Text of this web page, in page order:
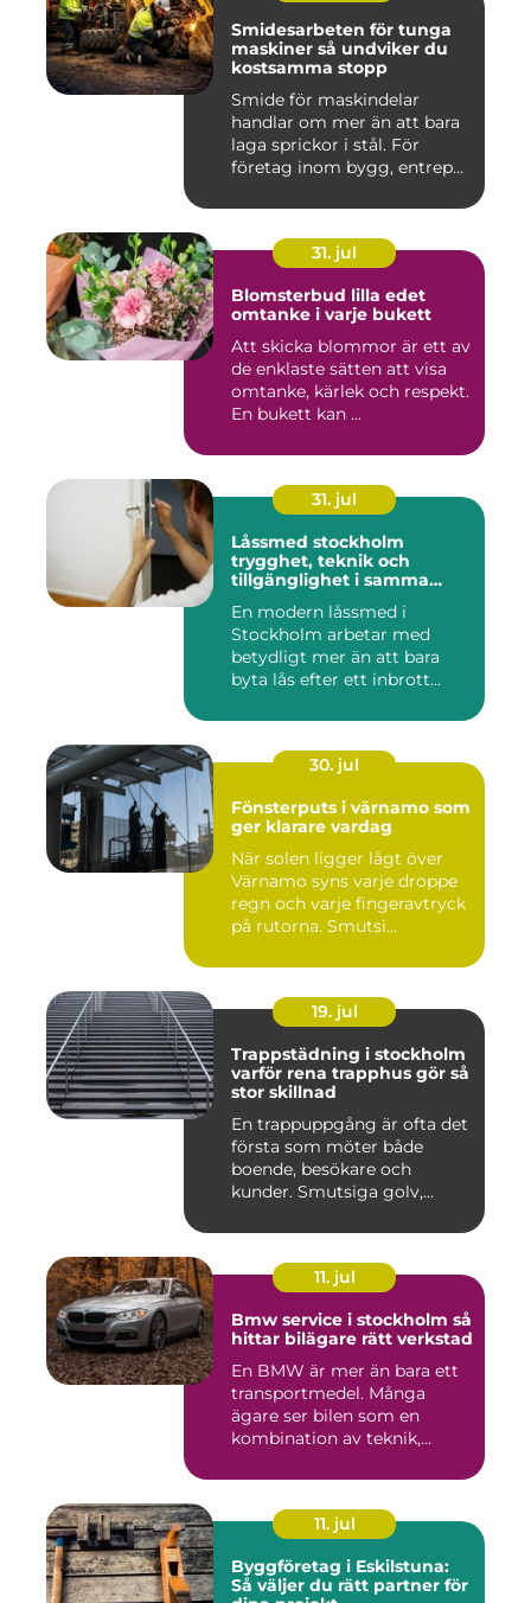
Smidesarbeten för tunga
maskiner så undviker du
kostsamma stopp
Smide för maskindelar
handlar om mer än att bara
laga sprickor i stål. För
företag inom bygg, entrep...
31. jul
Blomsterbud lilla edet
omtanke i varje bukett
Att skicka blommor är ett av
de enklaste sätten att visa
omtanke, kärlek och respekt.
En bukett kan ...
31. jul
Låssmed stockholm
trygghet, teknik och
tillgänglighet i samma
En modern låssmed i
Stockholm arbetar med
betydligt mer än att bara
byta lås efter ett inbrott
30. jul
Fönsterputs i värnamo som
ger klarare vardag
När solen ligger lågt över
Värnamo syns varje droppe
regn och varje fingeravtryck
på rutorna. Smutsi...
19. jul
Trappstädning i stockholm
varför rena trapphus gör så
stor skillnad
En trappuppgång är ofta det
första som möter både
boende, besökare och
kunder. Smutsiga golv,
11. jul
Bmw service i stockholm så
hittar bilägare rätt verkstad
En BMW är mer än bara ett
transportmedel. Många
ägare ser bilen som en
kombination av teknik,
11. jul
Byggföretag i Eskilstuna:
Så väljer du rätt partner för